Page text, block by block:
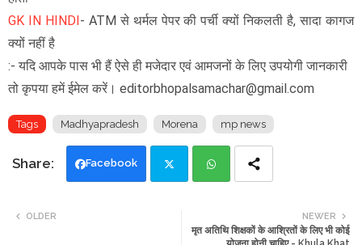
GK IN HINDI- ATM से थर्मल पेपर की पर्ची क्यों निकलती है, सादा कागज
क्यों नहीं है
:- यदि आपके पास भी हैं ऐसे ही मजेदार एवं आमजनों के लिए उपयोगी जानकारी
तो कृपया हमें ईमेल करें। editorbhopalsamachar@gmail.com
Tags Madhyapradesh Morena mp news
Facebook
ats
NEWER
मृत अतिथि शिक्षकों के आश्रितों के लिए भी कोई
OLDER